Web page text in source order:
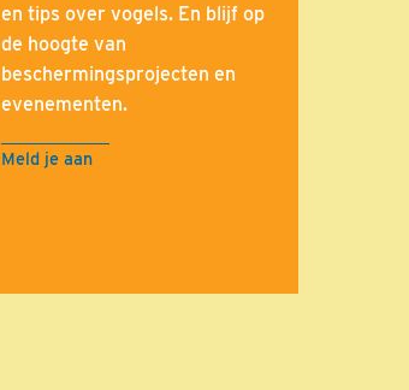
en tips over vogels. En blijf op
de hoogte van
beschermingsprojecten en
evenementen.
Meld je aan